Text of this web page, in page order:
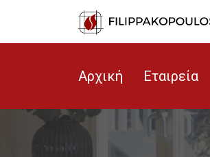
Αρχική Εταιρεία